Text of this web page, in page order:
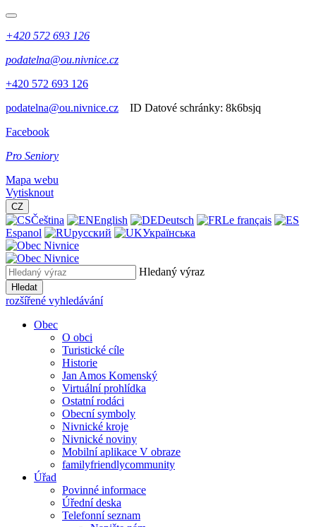
+420 572 693 126
podatelna@ou.nivnice.cz
+420 572 693 126
podatelna@ou.nivnice.cz
ID Datové schránky: 8k6bsjq
Facebook
Pro Seniory
Mapa webu
Vytisknout
CZ
Čeština English Deutsch
Le français
Espanol
русский Українська
Hledaný výraz
Hledat
rozšířené vyhledávání
Obec
O obci
Turistické cíle
Historie
Jan Amos Komenský
Virtuální prohlídka
Ostatní rodáci
Obecní symboly
Nivnické kroje
Nivnické noviny
Mobilní aplikace V obraze
familyfriendlycommunity
Úřad
Povinné informace
Úřední deska
Telefonní seznam